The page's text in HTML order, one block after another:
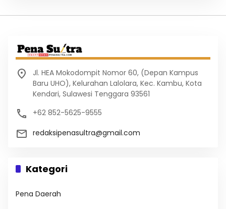
Jl. HEA Mokodompit Nomor 60, (Depan Kampus
Baru UHO), Kelurahan Lalolara, Kec. Kambu, Kota
Kendari, Sulawesi Tenggara 93561
+62 852-5625-9555
redaksipenasultra@gmail.com
Kategori
Pena Daerah